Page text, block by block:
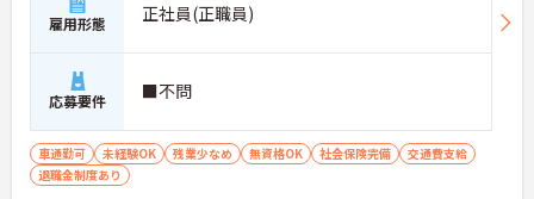
雇用形態 正社員(正職員)
応募要件 ■不問
車通勤可 未経験OK 残業少なめ 無資格OK 社会保険完備
交通費支給
退職金制度あり